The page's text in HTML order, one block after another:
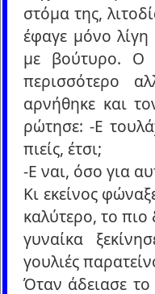
στόμα της,
έφαγε μόνο
με βούτυρο. Ο
περισσότερο
αρνήθηκε και
ρώτησε: -Ε
πιείς, έτσι;
-Ε ναι, όσο για
Κι εκείνος
καλύτερο, το
γυναίκα
γουλιές
Όταν άδειασε